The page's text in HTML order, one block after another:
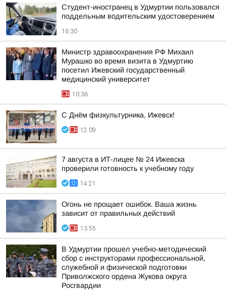
Студент-иностранец в Удмуртии пользовался
поддельным водительским удостоверением
16:30
Министр здравоохранения РФ Михаил
Мурашко во время визита в Удмуртию
посетил Ижевский государственный
медицинский университет
10:36
С Днём физкультурника, Ижевск!
12:09
7 августа в ИТ-лицее № 24 Ижевска
проверили готовность к учебному году
14:21
Огонь не прощает ошибок. Ваша жизнь
зависит от правильных действий
13:55
В Удмуртии прошел учебно-методический
сбор с инструкторами профессиональной,
служебной и физической подготовки
Приволжского ордена Жукова округа
Росгвардии